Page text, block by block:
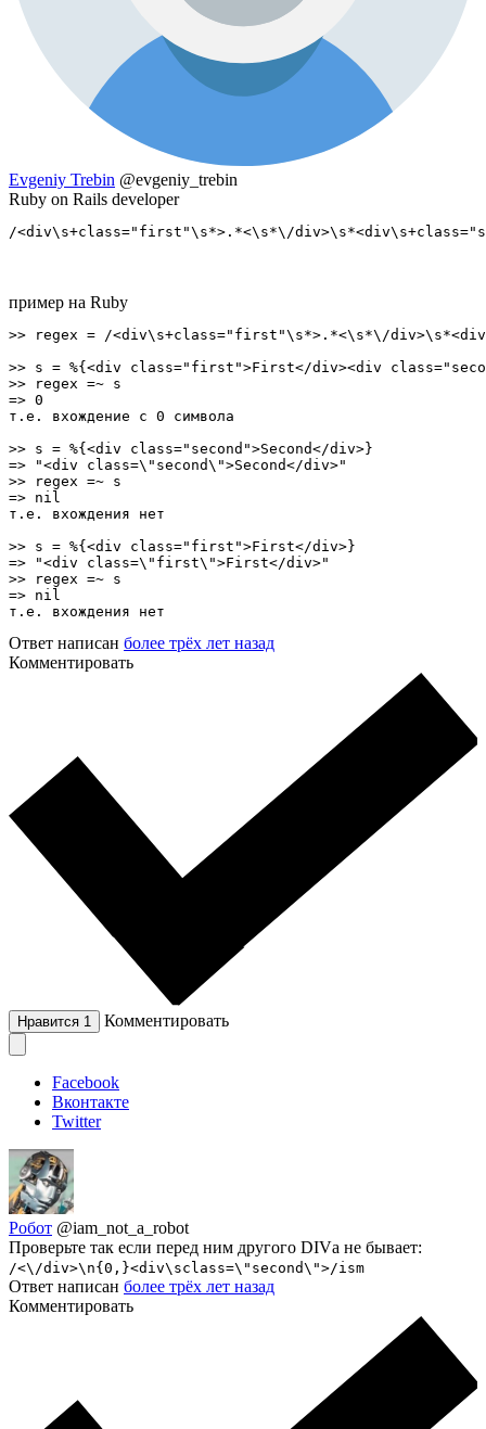
Evgeniy Trebin @evgeniy_trebin
Ruby on Rails developer
/<div\s+class="first"\s*>.*<\s*\/
пример на Ruby
>> regex = /<div\s+class="first"\s*>.*<\s*\/
>> s = %{<div class="first">First</div><div
>> regex =~ s
=> 0
т.е. вхождение с 0 символа
>> s = %{<div class="second">Second</div>}
=> "<div class=\"second\">Second</div>"
>> regex =~ s
=> nil
т.е. вхождения нет
>> s = %{<div class="first">First</div>}
=> "<div class=\"first\">First</div>"
>> regex =~ s
=> nil
т.е. вхождения нет
Ответ написан более трёх лет назад
Комментировать
Нравится 1 Комментировать
Facebook
Вконтакте
Twitter
Робот @iam_not_a_robot
Проверьте так если перед ним другого DIVа не бывает:
/<\/div>\n{0,}<div\sclass=\"second\">/ism
Ответ написан более трёх лет назад
Комментировать